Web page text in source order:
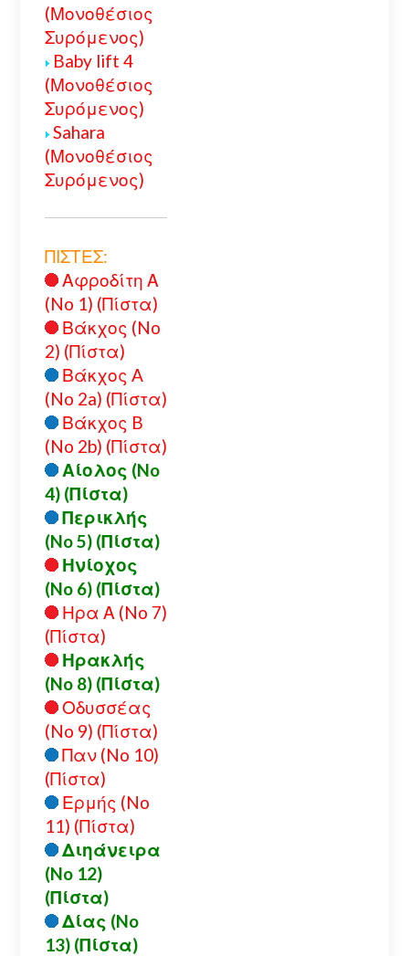
(Μονοθέσιος
Συρόμενος)
Baby lift 4
(Μονοθέσιος
Συρόμενος)
Sahara
(Μονοθέσιος
Συρόμενος)
ΠΙΣΤΕΣ:
Αφροδίτη Α
(No 1) (Πίστα)
Βάκχος (No
2) (Πίστα)
Βάκχος A
(No 2a) (Πίστα)
Βάκχος B
(No 2b) (Πίστα)
Αίολος (No
4) (Πίστα)
Περικλής
(No 5) (Πίστα)
Ηνίοχος
(No 6) (Πίστα)
Ηρα Α (No 7)
(Πίστα)
Ηρακλής
(No 8) (Πίστα)
Οδυσσέας
(No 9) (Πίστα)
Παν (No 10)
(Πίστα)
Ερμής (No
11) (Πίστα)
Διηάνειρα
(No 12)
(Πίστα)
Δίας (No
13) (Πίστα)